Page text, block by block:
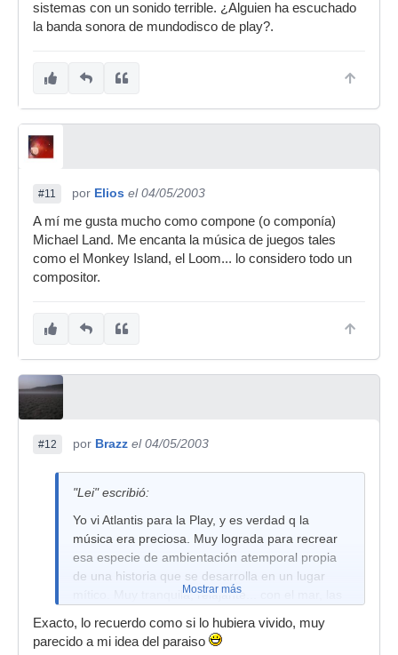
sistemas con un sonido terrible. ¿Alguien ha escuchado
la banda sonora de mundodisco de play?.
#11 por Elios el 04/05/2003
A mí me gusta mucho como compone (o componía)
Michael Land. Me encanta la música de juegos tales
como el Monkey Island, el Loom... lo considero todo un
compositor.
#12 por Brazz el 04/05/2003
"Lei" escribió:
Yo vi Atlantis para la Play, y es verdad q la
música era preciosa. Muy lograda para recrear
esa especie de ambientación atemporal propia
de una historia que se desarrolla en un lugar
mítico. Muy tranquila, relajante... con el mar, las
Lei.
Mostrar más
Exacto, lo recuerdo como si lo hubiera vivido, muy
parecido a mi idea del paraiso